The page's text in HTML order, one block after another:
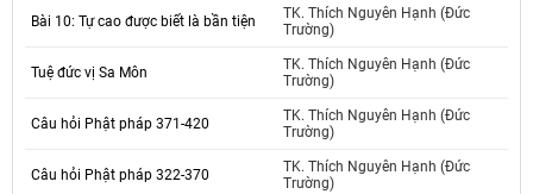
Bài 10: Tự cao được biết là bần tiện
TK. Thích Nguyên Hạnh (Đức
Trường)
Tuệ đức vị Sa Môn
TK. Thích Nguyên Hạnh (Đức
Trường)
Câu hỏi Phật pháp 371-420
TK. Thích Nguyên Hạnh (Đức
Trường)
Câu hỏi Phật pháp 322-370
TK. Thích Nguyên Hạnh (Đức
Trường)